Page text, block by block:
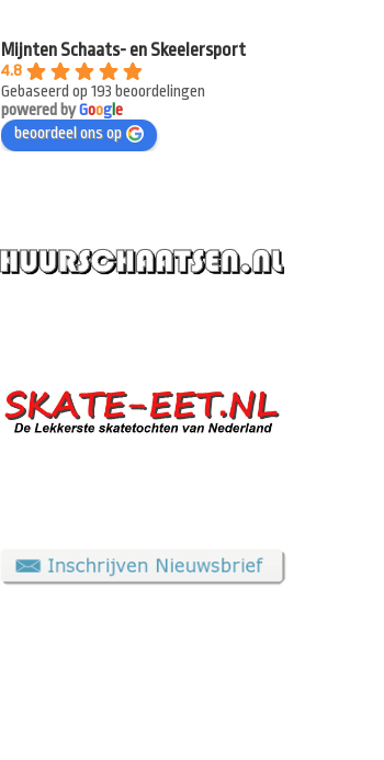
Mijnten Schaats- en Skeelersport
4.8
Gebaseerd op 193 beoordelingen
powered byGoogle
beoordeel ons op